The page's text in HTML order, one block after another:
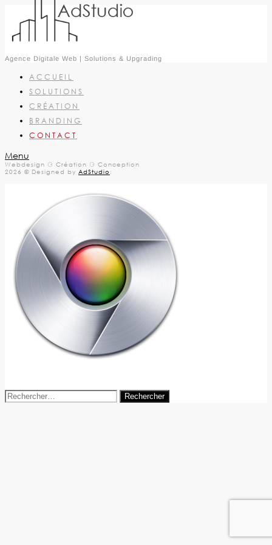
Agence Digitale Web | Solutions & Upgrading
ACCUEIL
SOLUTIONS
CRÉATION
BRANDING
CONTACT
Menu
Webdesign ⚆ Création ⚆ Conception
2026 © Designed by AdStudio
Rechercher :